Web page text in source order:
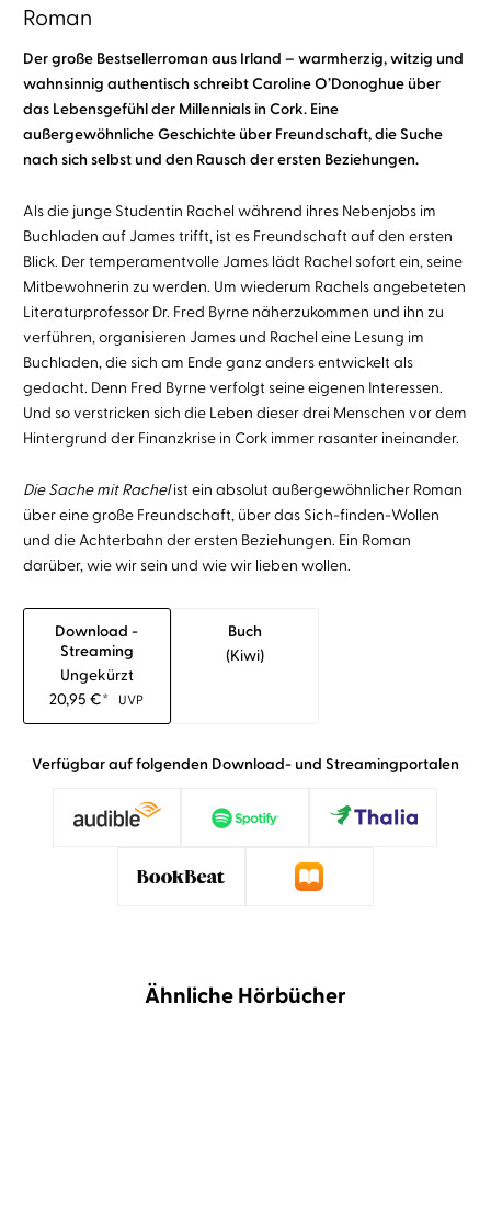
Roman
Der große Bestsellerroman aus Irland – warmherzig, witzig und
wahnsinnig authentisch schreibt Caroline O’Donoghue über
das Lebensgefühl der Millennials in Cork. Eine
außergewöhnliche Geschichte über Freundschaft, die Suche
nach sich selbst und den Rausch der ersten Beziehungen.
Als die junge Studentin Rachel während ihres Nebenjobs im
Buchladen auf James trifft, ist es Freundschaft auf den ersten
Blick. Der temperamentvolle James lädt Rachel sofort ein, seine
Mitbewohnerin zu werden. Um wiederum Rachels angebeteten
Literaturprofessor Dr. Fred Byrne näherzukommen und ihn zu
verführen, organisieren James und Rachel eine Lesung im
Buchladen, die sich am Ende ganz anders entwickelt als
gedacht. Denn Fred Byrne verfolgt seine eigenen Interessen.
Und so verstricken sich die Leben dieser drei Menschen vor dem
Hintergrund der Finanzkrise in Cork immer rasanter ineinander.
Die Sache mit Rachelist ein absolut außergewöhnlicher Roman
über eine große Freundschaft, über das Sich-finden-Wollen
und die Achterbahn der ersten Beziehungen. Ein Roman
darüber, wie wir sein und wie wir lieben wollen.
Download -
Streaming
Ungekürzt
20,95€* UVP
Buch
(kiwi)
Verfügbar auf folgenden Download- und Streamingportalen
Ähnliche Hörbücher